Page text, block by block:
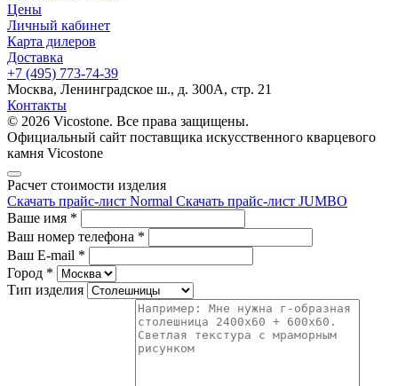
Цены
Личный кабинет
Карта дилеров
Доставка
+7 (495) 773-74-39
Москва, Ленинградское ш., д. 300А, стр. 21
Контакты
© 2026 Vicostone. Все права защищены.
Официальный сайт поставщика искусственного кварцевого
камня Vicostone
Расчет стоимости изделия
Скачать прайс-лист Normal Скачать прайс-лист JUMBO
Ваше имя *
Ваш номер телефона *
Ваш E-mail *
Город *
Тип изделия